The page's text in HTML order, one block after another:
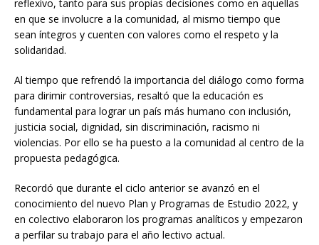
reflexivo, tanto para sus propias decisiones como en aquellas
en que se involucre a la comunidad, al mismo tiempo que
sean íntegros y cuenten con valores como el respeto y la
solidaridad.
Al tiempo que refrendó la importancia del diálogo como forma
para dirimir controversias, resaltó que la educación es
fundamental para lograr un país más humano con inclusión,
justicia social, dignidad, sin discriminación, racismo ni
violencias. Por ello se ha puesto a la comunidad al centro de la
propuesta pedagógica.
Recordó que durante el ciclo anterior se avanzó en el
conocimiento del nuevo Plan y Programas de Estudio 2022, y
en colectivo elaboraron los programas analíticos y empezaron
a perfilar su trabajo para el año lectivo actual.